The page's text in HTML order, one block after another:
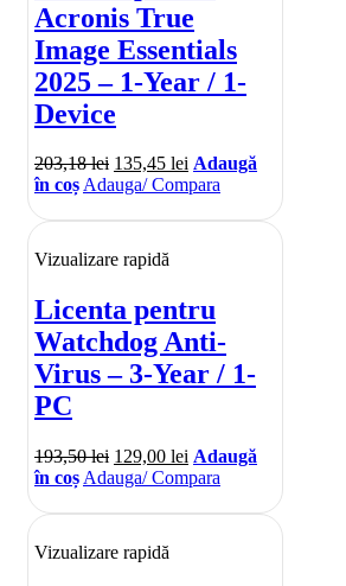
Acronis True
Image Essentials
2025 – 1-Year / 1-
Device
203,18lei 135,45 lei Adaugă
în coșAdauga/ Compara
Vizualizare rapidă
Licenta pentru
Watchdog Anti-
Virus – 3-Year / 1-
PC
193,50lei 129,00 lei Adaugă
în coș Adauga/ Compara
Vizualizare rapidă